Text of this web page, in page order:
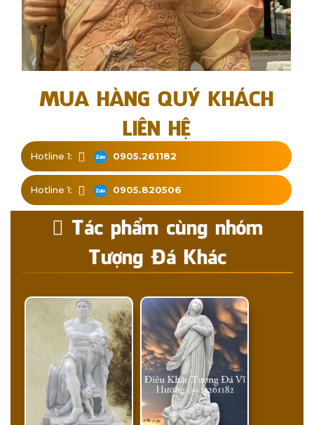
MUA HÀNG QUÝ KHÁCH
LIÊN HỆ
Hotline 1: 0905.261182
Hotline 1: 0905.820506
Tác phẩm cùng nhóm
Tượng Đá Khác